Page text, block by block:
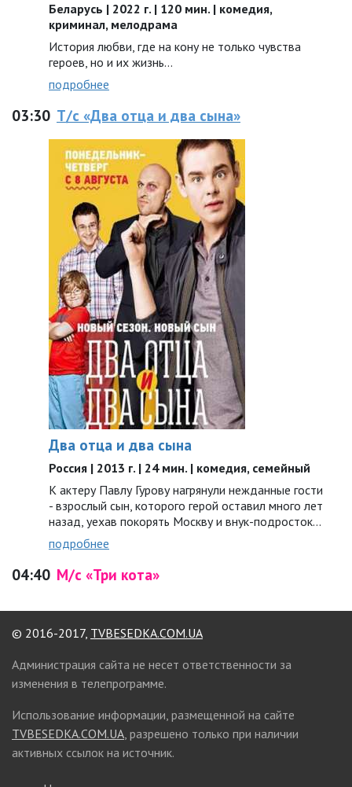
Беларусь | 2022 г. | 120 мин. | комедия,
криминал, мелодрама
История любви, где на кону не только чувства
героев, но и их жизнь…
подробнее
03:30 Т/с «Два отца и два сына»
Два отца и два сына
Россия | 2013 г. | 24 мин. | комедия, семейный
К актеру Павлу Гурову нагрянули нежданные гости
- взрослый сын, которого герой оставил много лет
назад, уехав покорять Москву и внук-подросток...
подробнее
04:40 М/с «Три кота»
© 2016-2017, TVBESEDKA.COM.UA
Администрация сайта не несет ответственности за
изменения в телепрограмме.
Использование информации, размещенной на сайте
TVBESEDKA.COM.UA, разрешено только при наличии
активных ссылок на источник.